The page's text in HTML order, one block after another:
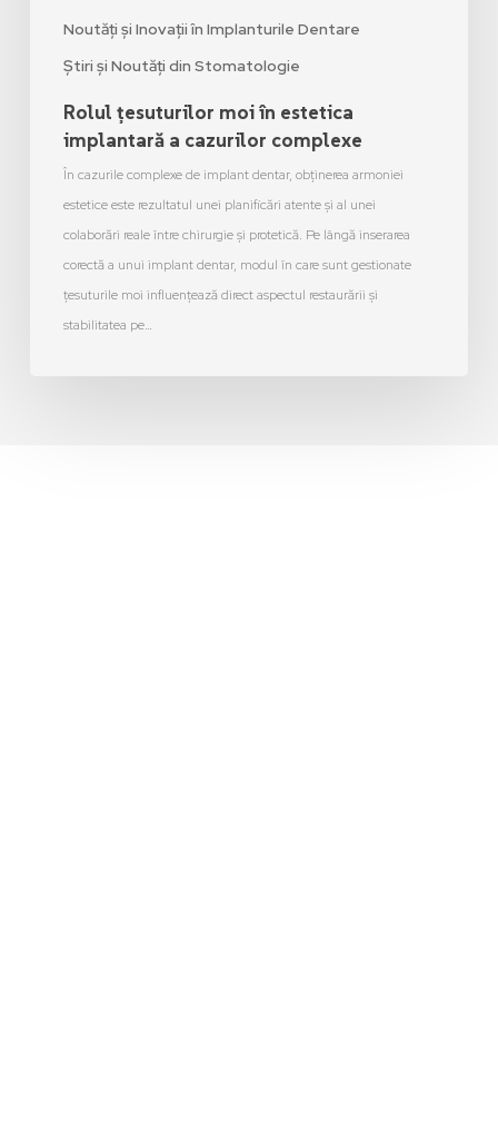
Noutăți și Inovații în Implanturile Dentare
Știri și Noutăți din Stomatologie
Rolul țesuturilor moi în estetica
implantară a cazurilor complexe
În cazurile complexe de implant dentar, obținerea armoniei
estetice este rezultatul unei planificări atente și al unei
colaborări reale între chirurgie și protetică. Pe lângă inserarea
corectă a unui implant dentar, modul în care sunt gestionate
țesuturile moi influențează direct aspectul restaurării și
stabilitatea pe…